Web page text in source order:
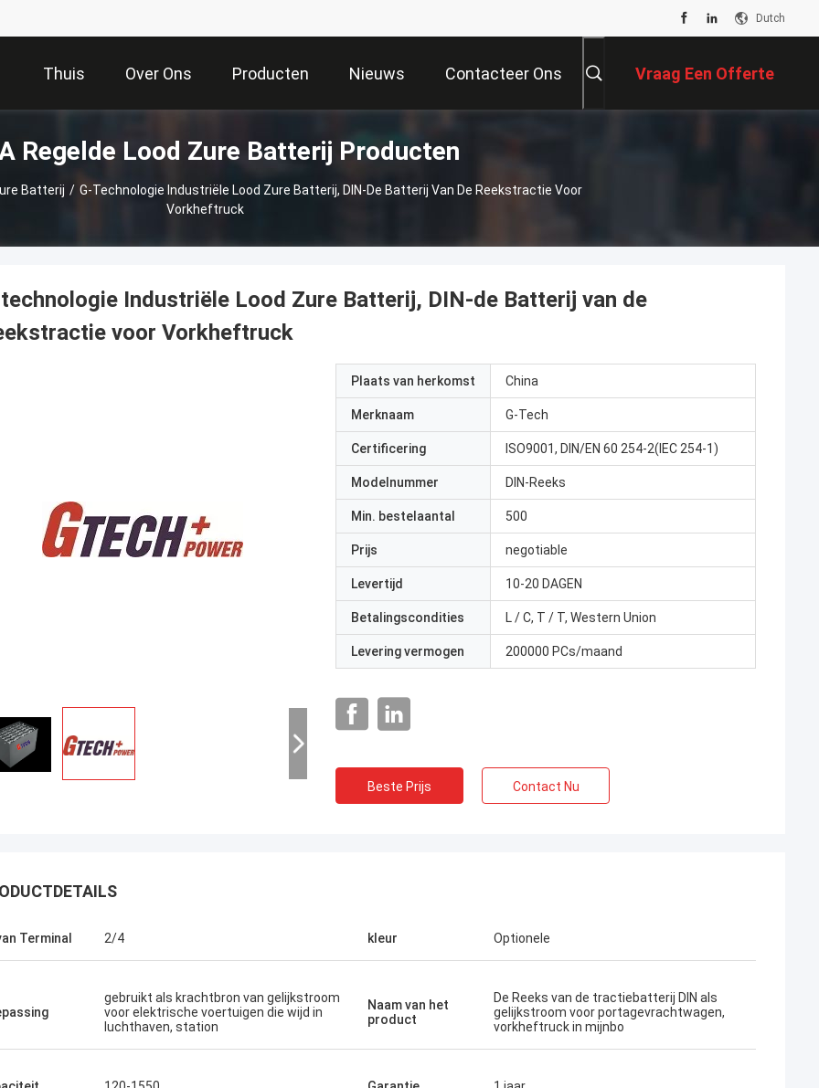
Dutch
Thuis Over Ons Producten Nieuws Contacteer Ons Vraag Een Offerte
Regelde Lood Zure Batterij Producten
Batterij / G-Technologie Industriële Lood Zure Batterij, DIN-De Batterij Van De Reekstractie Voor
Vorkheftruck
zeer tevreden met producten g-
en met de goede dienst, waardeer
Industriële Lood Zure Batterij, DIN-de Batterij van de
voor Vorkheftruck
Plaats van herkomst China
Merknaam G-Tech
Certificering ISO9001, DIN/EN 60 254-2(IEC 254-1)
Modelnummer DIN-Reeks
Min. bestelaantal 500
Prijs negotiable
Levertijd 10-20 DAGEN
Betalingscondities L / C, T / T, Western Union
Levering vermogen 200000 PCs/maand
Beste Prijs Contact Nu
Terminal 2/4 kleur Optionele
gebruikt als krachtbron van gelijkstroom
voor elektrische voertuigen die wijd in
luchthaven, station
Naam van het
product
De Reeks van de tractiebatterij DIN als
gelijkstroom voor portagevrachtwagen,
vorkheftruck in mijnbo